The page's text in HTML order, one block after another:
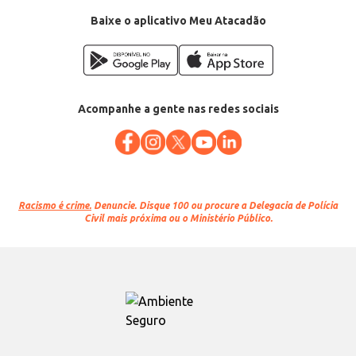
Baixe o aplicativo Meu Atacadão
Acompanhe a gente nas redes sociais
Racismo é crime. Denuncie. Disque 100 ou procure a Delegacia de Polícia
Civil mais próxima ou o Ministério Público.